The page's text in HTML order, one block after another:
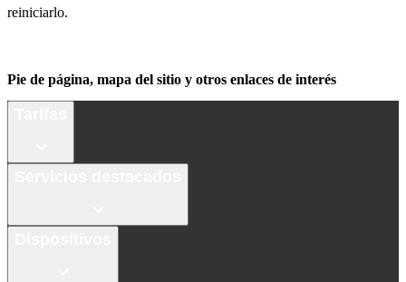
reiniciarlo.
Pie de página, mapa del sitio y otros enlaces de interés